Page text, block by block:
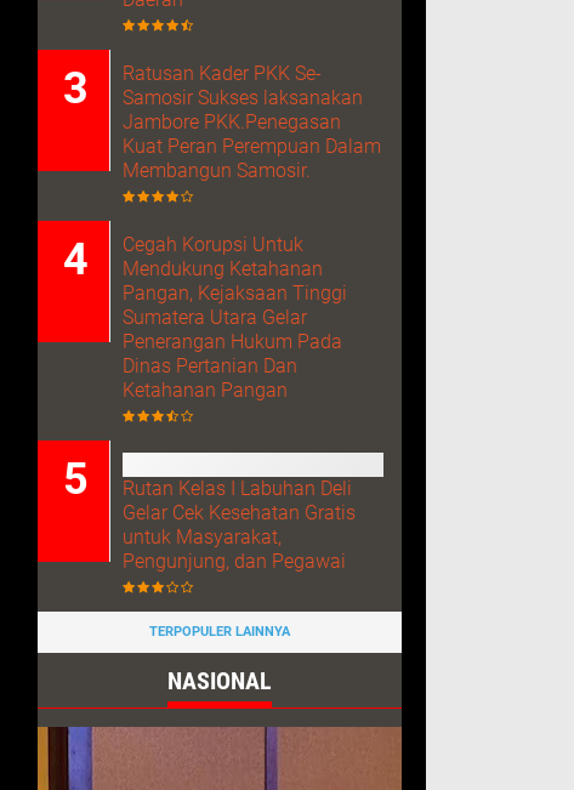
Ratusan Kader PKK Se-
Samosir Sukses laksanakan
Jambore PKK.Penegasan
Kuat Peran Perempuan Dalam
Membangun Samosir.
Cegah Korupsi Untuk
Mendukung Ketahanan
Pangan, Kejaksaan Tinggi
Sumatera Utara Gelar
Penerangan Hukum Pada
Dinas Pertanian Dan
Ketahanan Pangan
Rutan Kelas I Labuhan Deli
Gelar Cek Kesehatan Gratis
untuk Masyarakat,
Pengunjung, dan Pegawai
TERPOPULER LAINNYA
NASIONAL